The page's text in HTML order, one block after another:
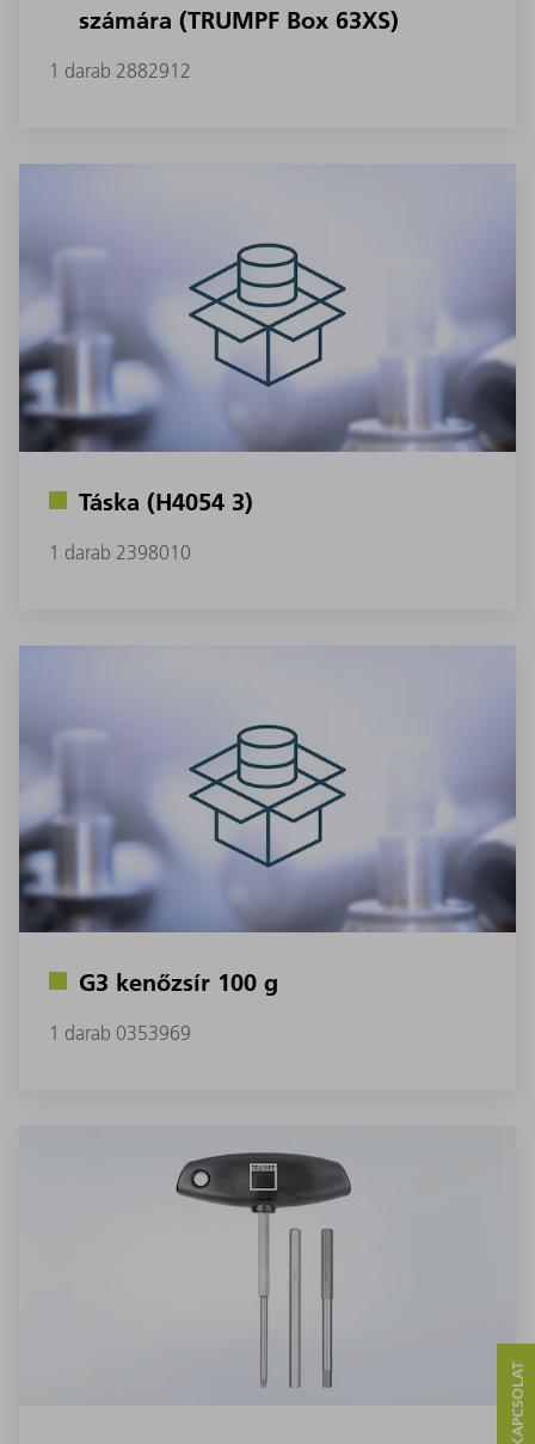
számára (TRUMPF Box 63XS)
1 darab 2882912
Táska (H4054 3)
1 darab 2398010
G3 kenőzsír 100 g
1 darab 0353969